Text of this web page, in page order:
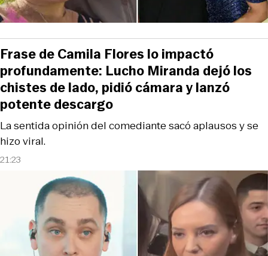
21:23
La sentida opinión del comediante sacó aplausos y se
hizo viral.
Frase de Camila Flores lo impactó
profundamente: Lucho Miranda dejó los
chistes de lado, pidió cámara y lanzó
potente descargo